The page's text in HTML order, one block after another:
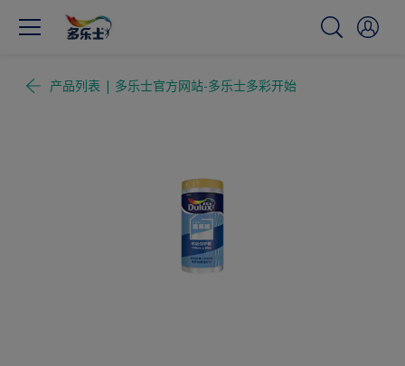
产品列表 | 多乐士官方网站-多乐士多彩开始